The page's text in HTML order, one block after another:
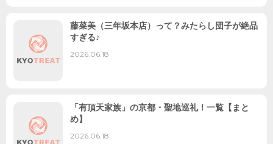
藤菜美（三年坂本店）って？みたらし団子が絶品
すぎる♪
2026.06.18
「有頂天家族」の京都・聖地巡礼！一覧【まと
め】
2026.06.18